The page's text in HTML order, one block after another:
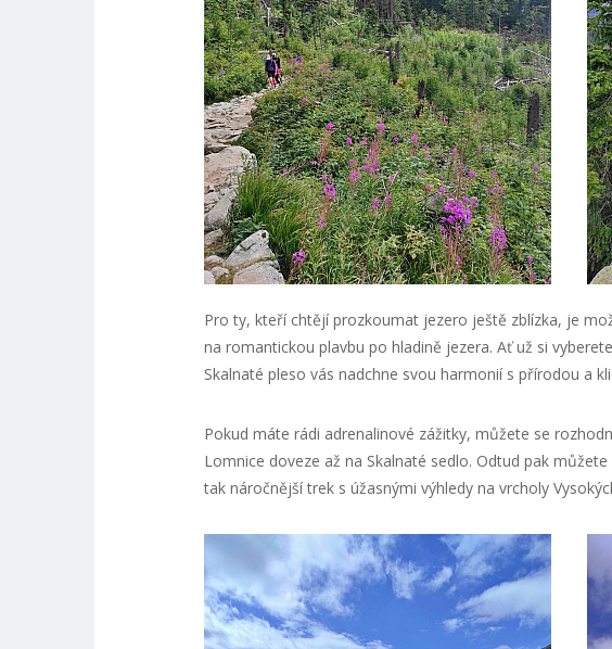
Pro ty, kteří chtějí prozkoumat jezero ještě zblízka, je
na romantickou plavbu po hladině jezera. Ať už si
Skalnaté pleso vás nadchne svou harmonií s přírodou a
Pokud máte rádi adrenalinové zážitky, můžete se
Lomnice doveze až na Skalnaté sedlo. Odtud pak
tak náročnější trek s úžasnými výhledy na vrcholy